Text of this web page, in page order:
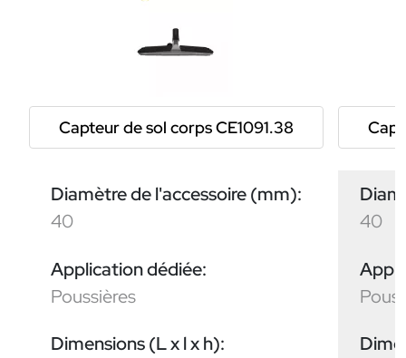
Capteur de sol corps CE1091.38
Diamètre de l'accessoire (mm):
40
Application dédiée:
Poussières
Dimensions (L x l x h):
40